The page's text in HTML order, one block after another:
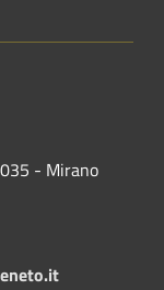
- Mirano